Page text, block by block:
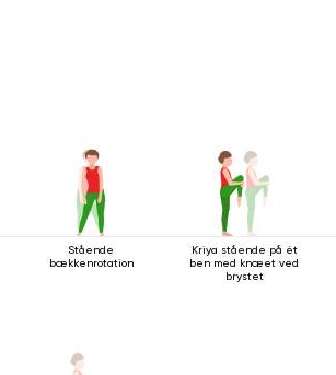
Stående
bækkenrotation
Kriya stående på ét
ben med knæet ved
brystet